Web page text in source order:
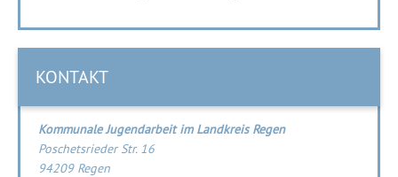
KONTAKT
Kommunale Jugendarbeit im Landkreis Regen
Poschetsrieder Str. 16
94209 Regen